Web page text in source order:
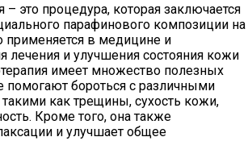
– это процедура, которая заключается
парафинового композиции на
применяется в медицине и
лечения и улучшения состояния кожи
имеет множество полезных
помогают бороться с различными
как трещины, сухость кожи,
Кроме того, она также
и улучшает общее